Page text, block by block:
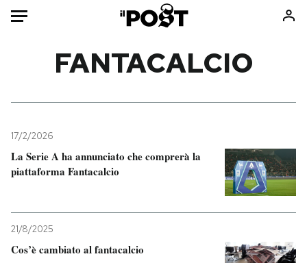
Mondo
Politica
Tecnologia
Scienza
Cultura
Economia
Consumismi
Ok Boomer!
Media
FANTACALCIO
17/2/2026
La Serie A ha annunciato che comprerà la
piattaforma Fantacalcio
21/8/2025
Cos’è cambiato al fantacalcio